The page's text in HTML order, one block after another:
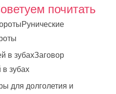
почитать
Рунические
Заговор
в зубах